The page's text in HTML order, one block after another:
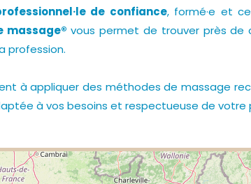
de confiance, formé·e et
massage® vous permet de trouver près de
profession.
à appliquer des méthodes de massage
à vos besoins et respectueuse de votre